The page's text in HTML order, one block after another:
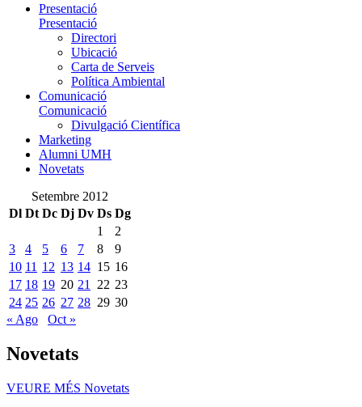
Presentació
Presentació
Directori
Ubicació
Carta de Serveis
Política Ambiental
Comunicació
Comunicació
Divulgació Científica
Marketing
Alumni UMH
Novetats
Setembre 2012
Dl Dt Dc Dj Dv Ds Dg
1
2
3
4 5 6 7 8
9
10 11 12 13 14 15 16
17 18 19 20 21 22 23
24 25 26 27 28 29 30
« Ago
Oct »
Novetats
VEURE MÉS Novetats